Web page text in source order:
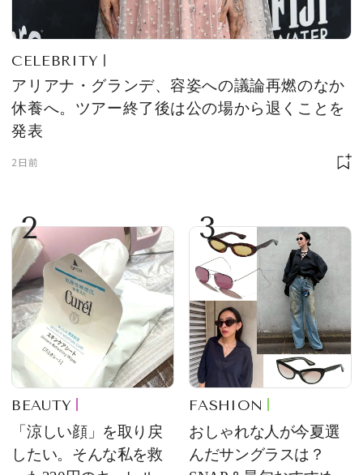
CELEBRITY
アリアナ・グランデ、容姿への議論再燃のなか
休養へ。ツアー終了後は公の場から退くことを
発表
2日前
2
BEAUTY
「涼しい顔」を取り戻
したい。そんな私を救
3
FASHION
おしゃれな人が今夏選
んだサングラスは？